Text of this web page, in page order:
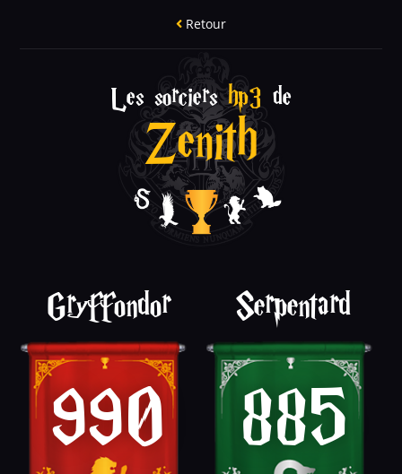
Retour
Les sorciershp3 de
Zenith
Gryffondor
990
Serpentard
885